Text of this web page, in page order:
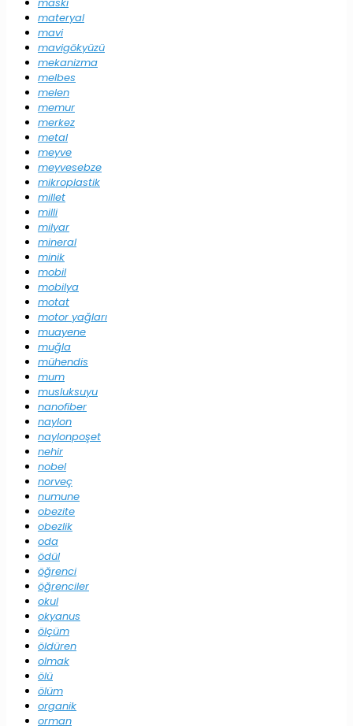
materyal
mavi
mavigökyüzü
mekanizma
melbes
melen
memur
merkez
metal
meyve
meyvesebze
mikroplastik
millet
milli
milyar
mineral
minik
mobil
mobilya
motat
motor yağları
muayene
muğla
mühendis
mum
musluksuyu
nanofiber
naylon
naylonpoşet
nehir
nobel
norveç
numune
obezite
obezlik
oda
ödül
öğrenci
öğrenciler
okul
okyanus
ölçüm
öldüren
olmak
ölü
ölüm
organik
orman